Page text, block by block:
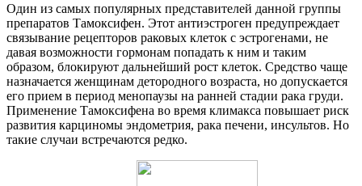
Один из самых популярных представителей данной группы
препаратов Тамоксифен. Этот антиэстроген предупреждает
связывание рецепторов раковых клеток с эстрогенами, не
давая возможности гормонам попадать к ним и таким
образом, блокируют дальнейший рост клеток. Средство чаще
назначается женщинам детородного возраста, но допускается
его прием в период менопаузы на ранней стадии рака груди.
Применение Тамоксифена во время климакса повышает риск
развития карциномы эндометрия, рака печени, инсультов. Но
такие случаи встречаются редко.